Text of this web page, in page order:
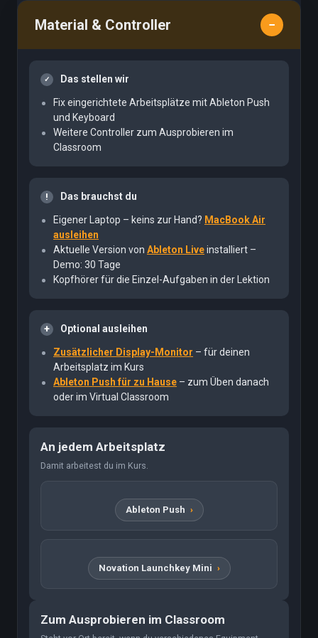
Material & Controller
Das stellen wir
Fix eingerichtete Arbeitsplätze mit Ableton Push
und Keyboard
Weitere Controller zum Ausprobieren im
Classroom
Das brauchst du
Eigener Laptop – keins zur Hand? MacBook Air
ausleihen
Aktuelle Version von Ableton Liveinstalliert –
Demo: 30 Tage
Kopfhörer für die Einzel-Aufgaben in der Lektion
Optional ausleihen
Zusätzlicher Display-Monitor – für deinen
Arbeitsplatz im Kurs
Ableton Push für zu Hause – zum Üben danach
oder im Virtual Classroom
An jedem Arbeitsplatz
Damit arbeitest du im Kurs.
Ableton Push
Novation Launchkey Mini
Zum Ausprobieren im Classroom